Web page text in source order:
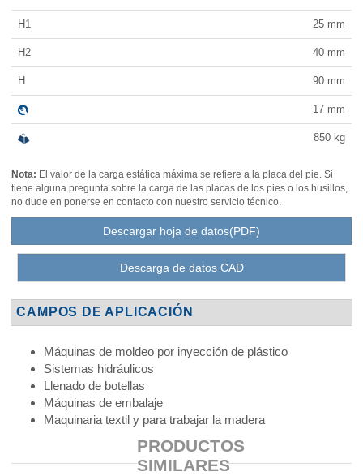
H1 25 mm
H2 40 mm
H 90 mm
17 mm
850 kg
Nota: El valor de la carga estática máxima se refiere a la placa del pie. Si
tiene alguna pregunta sobre la carga de las placas de los pies o los husillos,
no dude en ponerse en contacto con nuestro servicio técnico.
Descargar hoja de datos(PDF)
Descarga de datos CAD
CAMPOS DE APLICACIÓN
Máquinas de moldeo por inyección de plástico
Sistemas hidráulicos
Llenado de botellas
Máquinas de embalaje
Maquinaria textil y para trabajar la madera
PRODUCTOS
SIMILARES